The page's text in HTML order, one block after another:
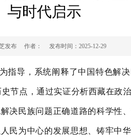
与时代启示
发布 作者： 发布时间： 2025-12-29
指导，系统阐释了中国特色解
节点，通过实证分析西藏在政
决民族问题正确道路的科学性
民为中心的发展思想、铸牢中